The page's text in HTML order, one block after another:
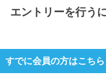
エントリーを行う
すでに会員の方はこちら